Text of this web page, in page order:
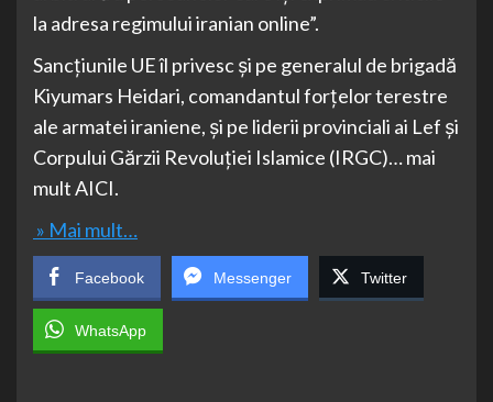
la adresa regimului iranian online”.
Sancțiunile UE îl privesc și pe generalul de brigadă
Kiyumars Heidari, comandantul forțelor terestre
ale armatei iraniene, și pe liderii provinciali ai Lef și
Corpului Gărzii Revoluției Islamice (IRGC)… mai
mult AICI.
» Mai mult…
Facebook Messenger Twitter
WhatsApp